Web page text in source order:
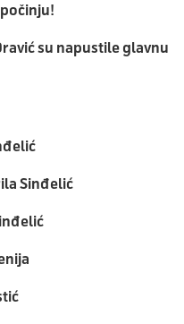
su napustile glavnu
Sinđelić